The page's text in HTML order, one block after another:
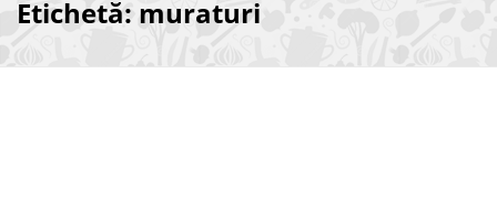
Etichetă: muraturi